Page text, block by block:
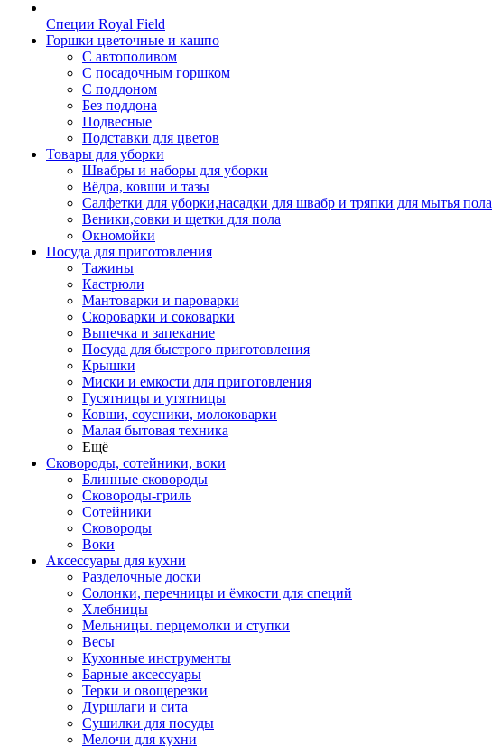
Специи Royal Field
Горшки цветочные и кашпо
С автополивом
С посадочным горшком
С поддоном
Без поддона
Подвесные
Подставки для цветов
Товары для уборки
Швабры и наборы для уборки
Вёдра, ковши и тазы
Салфетки для уборки,насадки для швабр и тряпки для мытья пола
Веники,совки и щетки для пола
Окномойки
Посуда для приготовления
Тажины
Кастрюли
Мантоварки и пароварки
Скороварки и соковарки
Выпечка и запекание
Посуда для быстрого приготовления
Крышки
Миски и емкости для приготовления
Гусятницы и утятницы
Ковши, соусники, молоковарки
Малая бытовая техника
Ещё
Сковороды, сотейники, воки
Блинные сковороды
Сковороды-гриль
Сотейники
Сковороды
Воки
Аксессуары для кухни
Разделочные доски
Солонки, перечницы и ёмкости для специй
Хлебницы
Мельницы. перцемолки и ступки
Весы
Кухонные инструменты
Барные аксессуары
Терки и овощерезки
Дуршлаги и сита
Сушилки для посуды
Мелочи для кухни